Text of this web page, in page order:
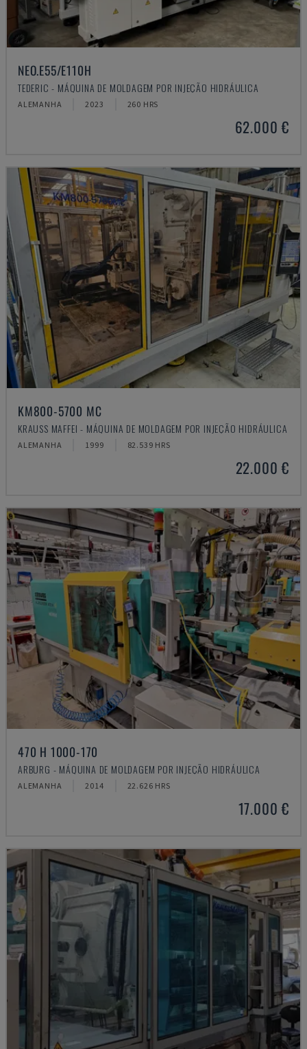
NEO.E55/E110H
TEDERIC - MÁQUINA DE MOLDAGEM POR INJEÇÃO HIDRÁULICA
ALEMANHA 2023 260 HRS
62.000 €
KM800-5700 MC
KRAUSS MAFFEI - MÁQUINA DE MOLDAGEM POR INJEÇÃO HIDRÁULICA
ALEMANHA 1999 82.539 HRS
22.000 €
470 H 1000-170
ARBURG - MÁQUINA DE MOLDAGEM POR INJEÇÃO HIDRÁULICA
ALEMANHA 2014 22.626 HRS
17.000 €